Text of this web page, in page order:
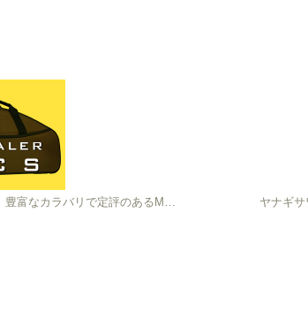
堅牢性、持ち運びのしやすさ、豊富なカラバリで定評のあるMBケースからサクソフォンケース2種が新登場